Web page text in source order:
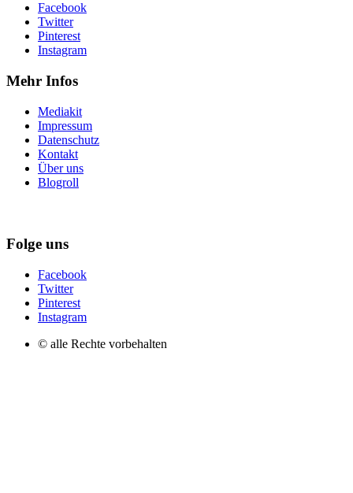
Facebook
Twitter
Pinterest
Instagram
Mehr Infos
Mediakit
Impressum
Datenschutz
Kontakt
Über uns
Blogroll
Folge uns
Facebook
Twitter
Pinterest
Instagram
© alle Rechte vorbehalten